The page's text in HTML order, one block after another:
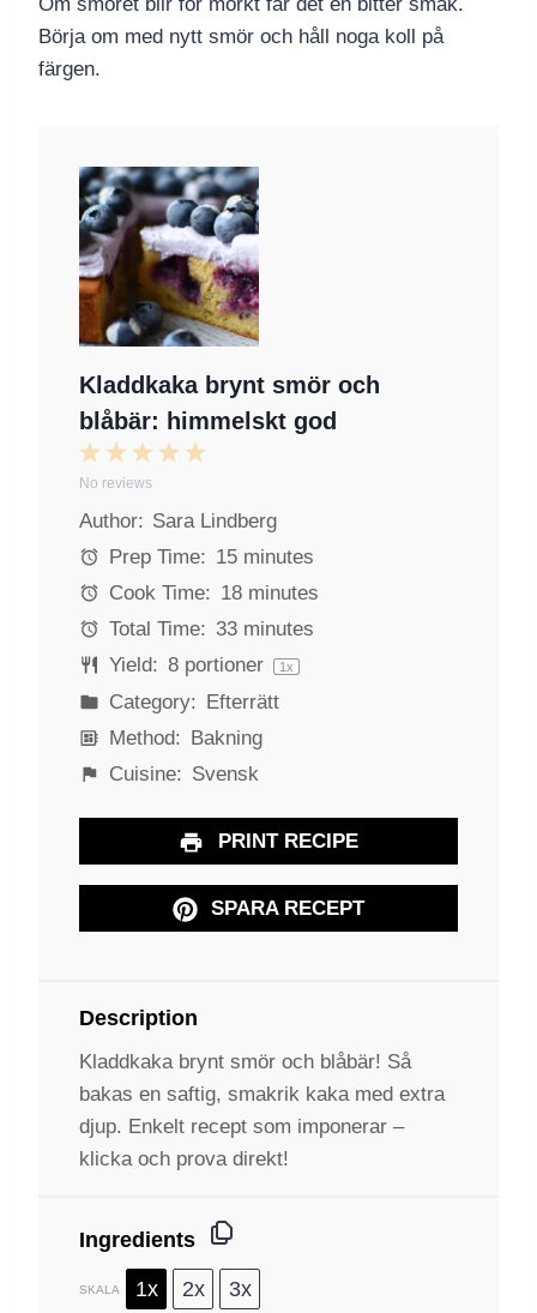
Börja om med nytt smör och håll noga koll på
färgen.
Kladdkaka brynt smör och
blåbär: himmelskt god
5
t
r
4
t
a
r
s
3
t
a
r
s
2
S
t
a
r
s
1
S
t
a
No reviews
Author: Sara Lindberg
Prep Time: 15 minutes
Cook Time: 18 minutes
Total Time: 33 minutes
Yield: 8portioner 1x
Category: Efterrätt
Method: Bakning
Cuisine: Svensk
PRINT RECIPE
SPARA RECEPT
Description
Kladdkaka brynt smör och blåbär! Så
bakas en saftig, smakrik kaka med extra
djup. Enkelt recept som imponerar –
klicka och prova direkt!
Ingredients
SKALA 1x 2x 3x